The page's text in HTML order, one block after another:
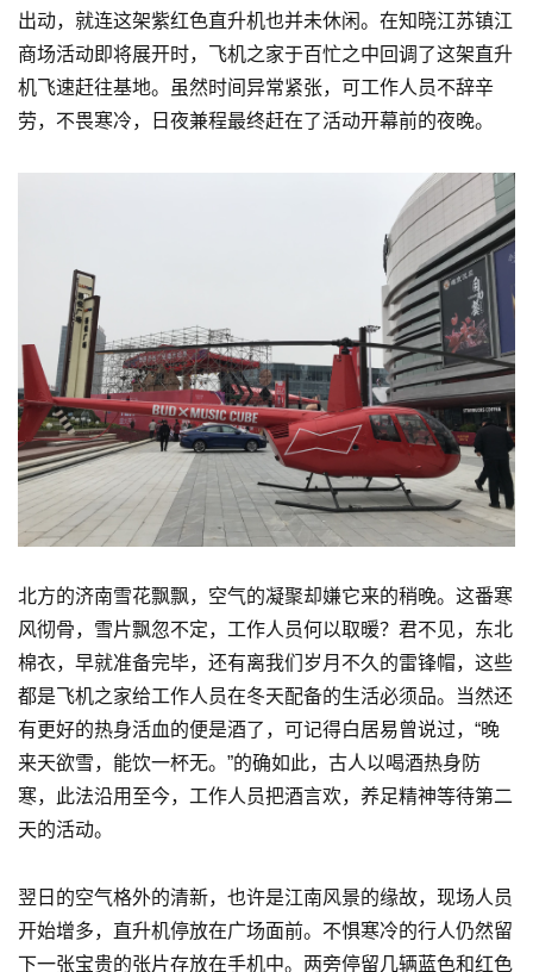
出动，就连这架紫红色直升机也并未休闲。在知晓江苏镇江
商场活动即将展开时，飞机之家于百忙之中回调了这架直升
机飞速赶往基地。虽然时间异常紧张，可工作人员不辞辛
劳，不畏寒冷，日夜兼程最终赶在了活动开幕前的夜晚。
北方的济南雪花飘飘，空气的凝聚却嫌它来的稍晚。这番寒
风彻骨，雪片飘忽不定，工作人员何以取暖？君不见，东北
棉衣，早就准备完毕，还有离我们岁月不久的雷锋帽，这些
都是飞机之家给工作人员在冬天配备的生活必须品。当然还
有更好的热身活血的便是酒了，可记得白居易曾说过，“晚
来天欲雪，能饮一杯无。”的确如此，古人以喝酒热身防
寒，此法沿用至今，工作人员把酒言欢，养足精神等待第二
天的活动。
翌日的空气格外的清新，也许是江南风景的缘故，现场人员
开始增多，直升机停放在广场面前。不惧寒冷的行人仍然留
下一张宝贵的张片存放在手机中。两旁停留几辆蓝色和红色